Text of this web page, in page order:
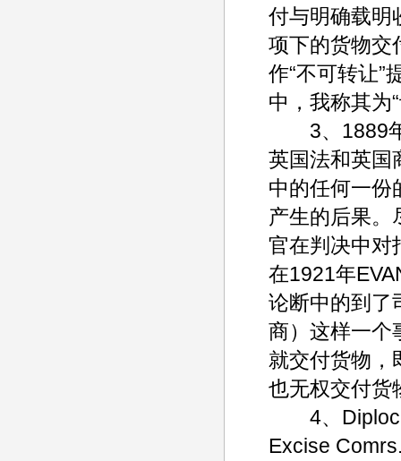
付与明确载明
项下的货物交
作“不可转让”
中，我称其为
3、1889年
英国法和英国
中的任何一份
产生的后果。
官在判决中对
在1921年
论断中的到了
商）这样一个
就交付货物，
也无权交付货
4、Diplock
Excise